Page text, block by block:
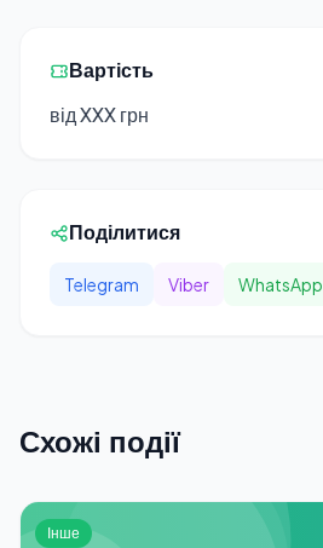
Вартість
від XXX грн
Поділитися
Telegram Viber WhatsApp
Схожі події
Інше